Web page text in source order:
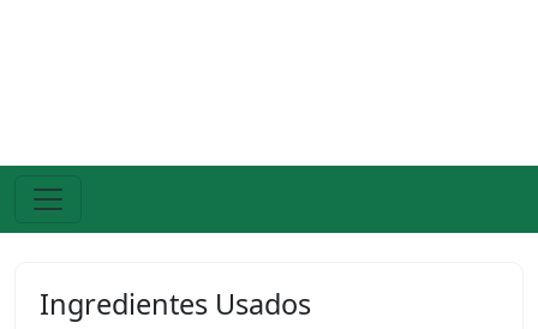
Ingredientes Usados